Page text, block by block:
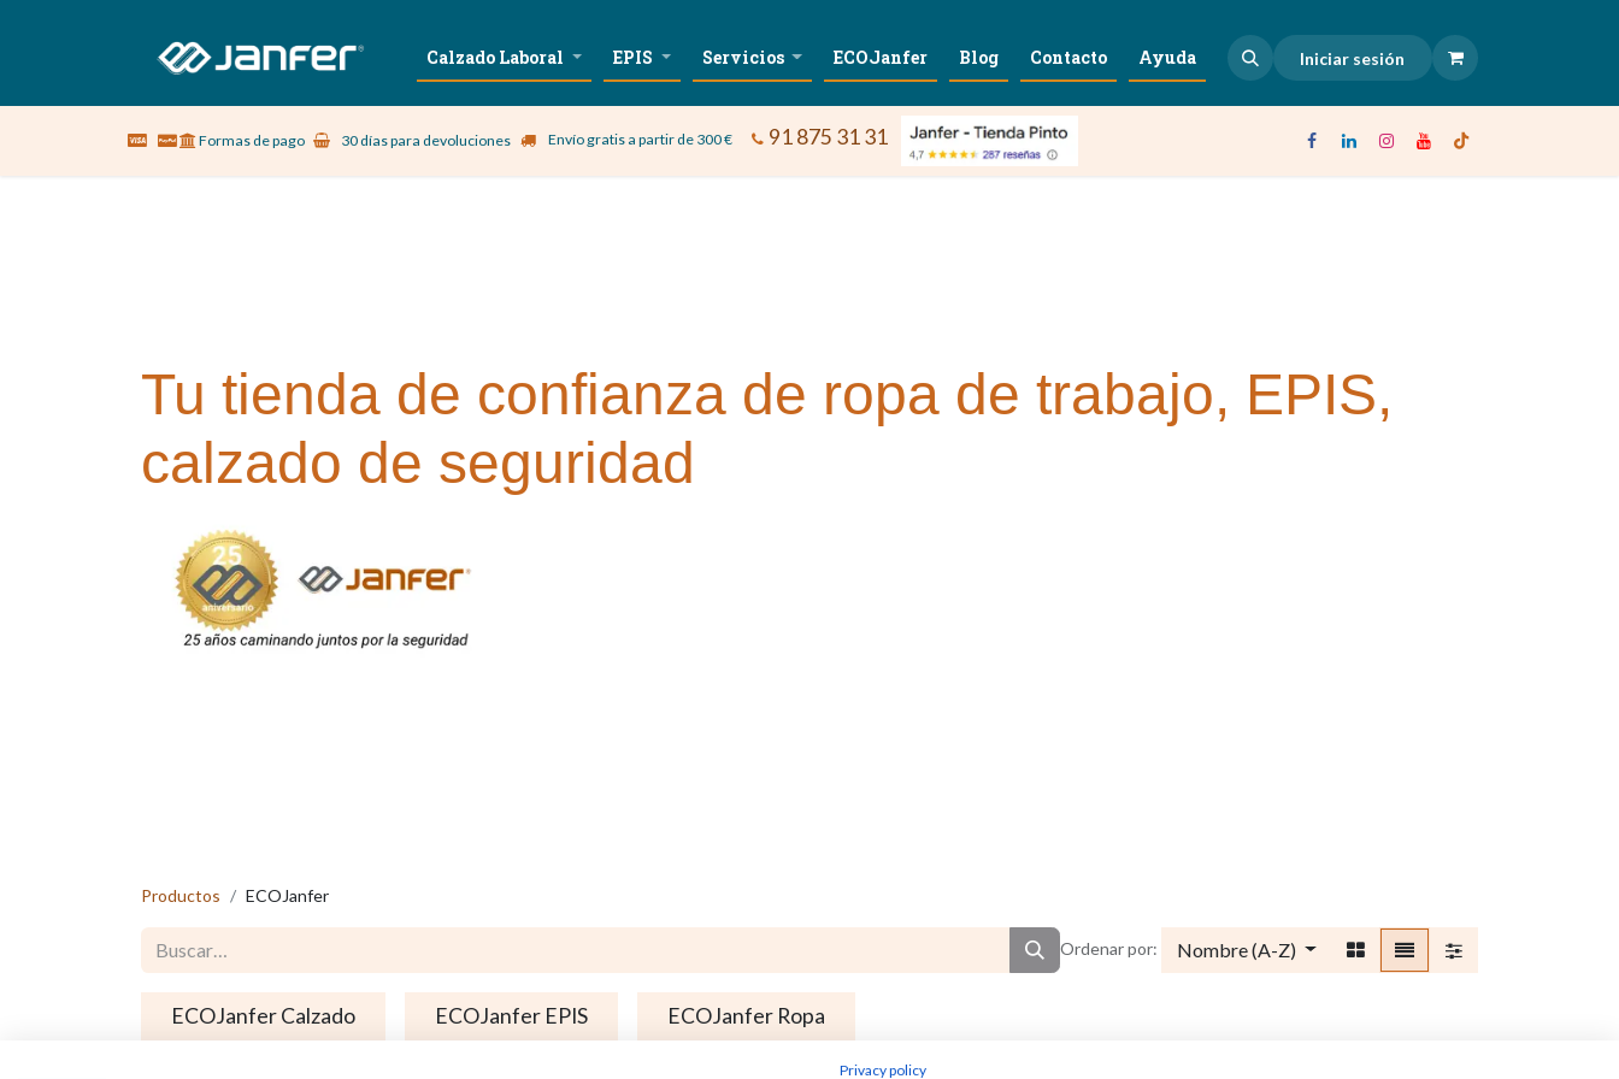
Sobre nosotros Vestuario Laboral Calzado Laboral EPIS Servicios ECOJanfer Blog Contacto Ayuda Iniciar sesión
Formas de pago 30 días para devoluciones Envío gratis a partir de 300 € 91 875 31 31
Tu tienda de confianza de ropa de trabajo, EPIS,
calzado de seguridad
Productos ECOJanfer
Ordenar por: Nombre (A-Z)
ECOJanfer Calzado ECOJanfer EPIS ECOJanfer Ropa
Privacy policy